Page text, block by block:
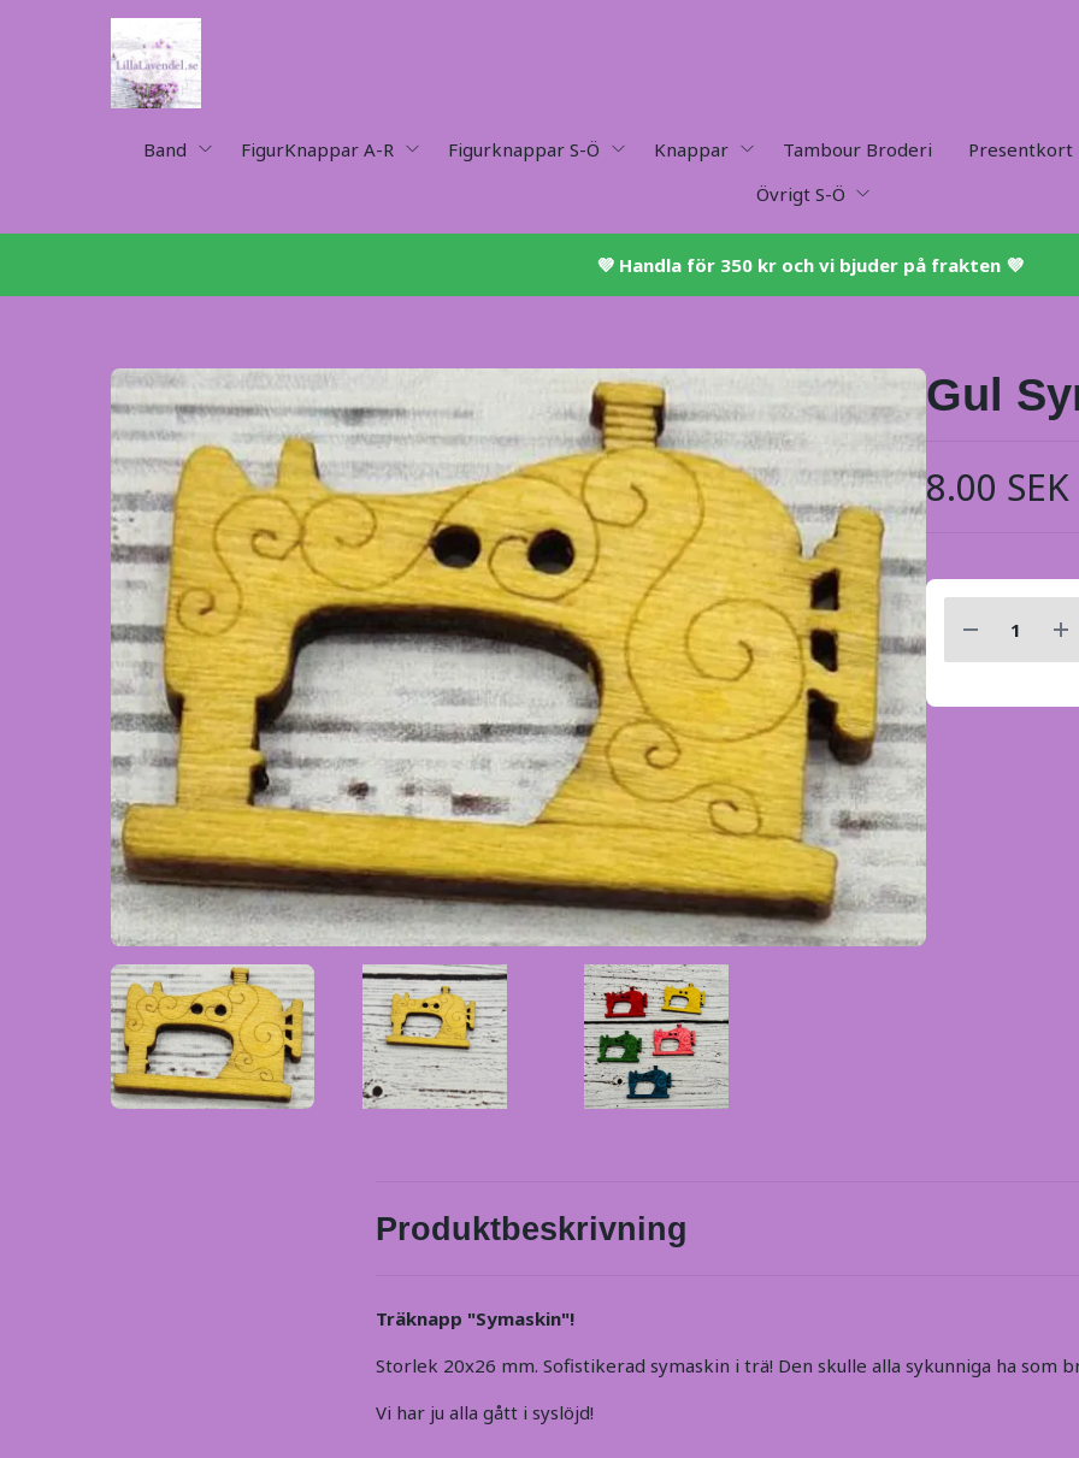
Band FigurKnappar A-R Figurknappar S-Ö Knappar Tambour Broderi Presentkort
Övrigt S-Ö
💜 ​Handla för 350 kr och vi bjuder på frakten 💜​
Gul
8.00 SEK
Produktbeskrivning
Träknapp "Symaskin"!
Storlek 20x26 mm. Sofistikerad symaskin i trä! Den skulle alla sykunniga ha som
Vi har ju alla gått i syslöjd!